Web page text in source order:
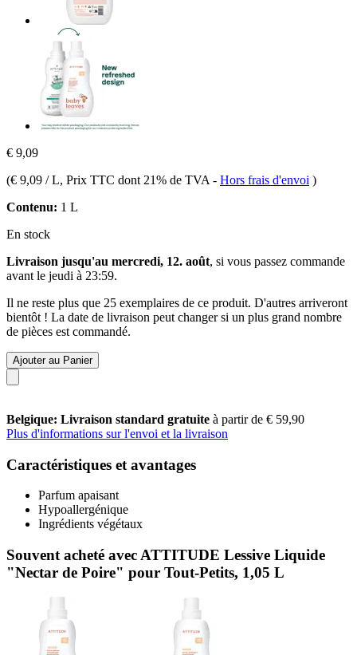
€ 9,09
(€ 9,09 / L, Prix TTC dont 21% de TVA - Hors frais d'envoi )
Contenu: 1 L
En stock
Livraison jusqu'au mercredi, 12. août, si vous passez commande
avant le jeudi à 23:59.
Il ne reste plus que 25 exemplaires de ce produit. D'autres arriveront
bientôt ! La date de livraison peut changer si un plus grand nombre
de pièces est commandé.
Ajouter au Panier
Belgique: Livraison standard gratuite à partir de € 59,90
Plus d'informations sur l'envoi et la livraison
Caractéristiques et avantages
Parfum apaisant
Hypoallergénique
Ingrédients végétaux
Souvent acheté avec ATTITUDE Lessive Liquide
"Nectar de Poire" pour Tout-Petits, 1,05 L